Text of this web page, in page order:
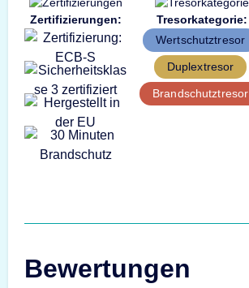
Zertifizierungen:
Tresorkategorie:
Wertschutztresor
Duplextresor
Brandschutztresor
Bewertungen